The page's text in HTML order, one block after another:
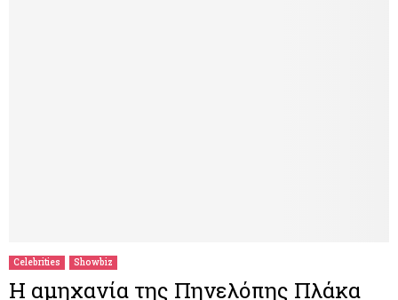
Celebrities Showbiz
Η αμηχανία της Πηνελόπης Πλάκα